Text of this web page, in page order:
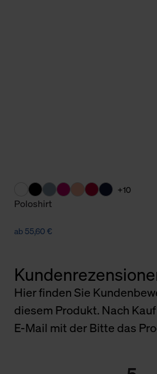
+10
Poloshirt
ab 55,60 €
Hier finden Sie
diesem Produkt. Nach
E-Mail mit der Bitte das